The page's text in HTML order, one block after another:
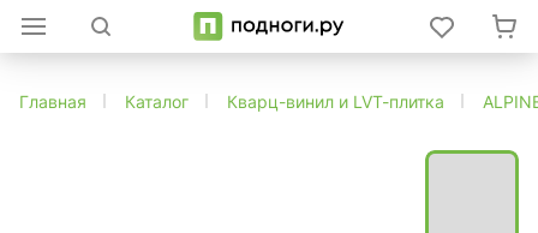
Главная Каталог Кварц-винил и LVT-плитка